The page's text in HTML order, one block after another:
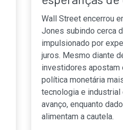
Wall Street encerrou
Jones subindo cerca
impulsionado por
juros. Mesmo diante
investidores apostam
política monetária
tecnologia e industrial
avanço, enquanto
alimentam a cautela.